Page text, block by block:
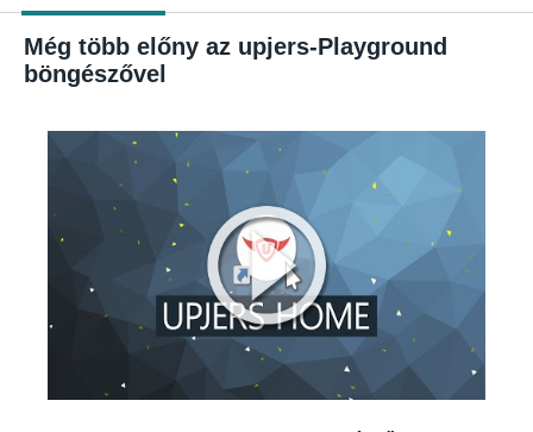
Még több előny az upjers-Playground
böngészővel